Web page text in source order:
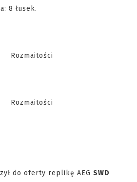
8 łusek.
do oferty replikę AEG SWD